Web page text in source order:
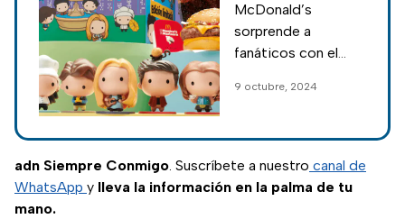
¿Llegarán a
México los
sabemos
McDonald’s
sorprende a
fanáticos con el
nueva edición de su
Feliz, inspirada en la
icónica serie de
televisión Friends.
9 octubre, 2024
adn Siempre Conmigo. Suscríbete a nuestro canal de
WhatsApp y lleva la información en la palma de tu
mano.